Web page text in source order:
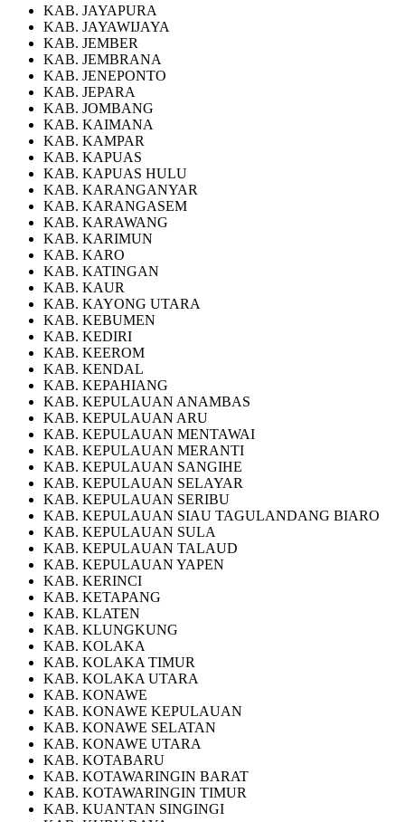
KAB. JAYAPURA
KAB. JAYAWIJAYA
KAB. JEMBER
KAB. JEMBRANA
KAB. JENEPONTO
KAB. JEPARA
KAB. JOMBANG
KAB. KAIMANA
KAB. KAMPAR
KAB. KAPUAS
KAB. KAPUAS HULU
KAB. KARANGANYAR
KAB. KARANGASEM
KAB. KARAWANG
KAB. KARIMUN
KAB. KARO
KAB. KATINGAN
KAB. KAUR
KAB. KAYONG UTARA
KAB. KEBUMEN
KAB. KEDIRI
KAB. KEEROM
KAB. KENDAL
KAB. KEPAHIANG
KAB. KEPULAUAN ANAMBAS
KAB. KEPULAUAN ARU
KAB. KEPULAUAN MENTAWAI
KAB. KEPULAUAN MERANTI
KAB. KEPULAUAN SANGIHE
KAB. KEPULAUAN SELAYAR
KAB. KEPULAUAN SERIBU
KAB. KEPULAUAN SIAU TAGULANDANG BIARO
KAB. KEPULAUAN SULA
KAB. KEPULAUAN TALAUD
KAB. KEPULAUAN YAPEN
KAB. KERINCI
KAB. KETAPANG
KAB. KLATEN
KAB. KLUNGKUNG
KAB. KOLAKA
KAB. KOLAKA TIMUR
KAB. KOLAKA UTARA
KAB. KONAWE
KAB. KONAWE KEPULAUAN
KAB. KONAWE SELATAN
KAB. KONAWE UTARA
KAB. KOTABARU
KAB. KOTAWARINGIN BARAT
KAB. KOTAWARINGIN TIMUR
KAB. KUANTAN SINGINGI